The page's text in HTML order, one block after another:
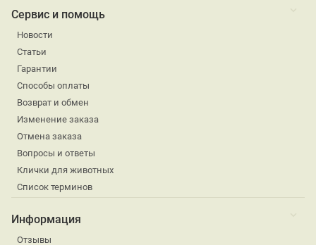
Сервис и помощь
Новости
Статьи
Гарантии
Способы оплаты
Возврат и обмен
Изменение заказа
Отмена заказа
Вопросы и ответы
Клички для животных
Список терминов
Информация
Отзывы